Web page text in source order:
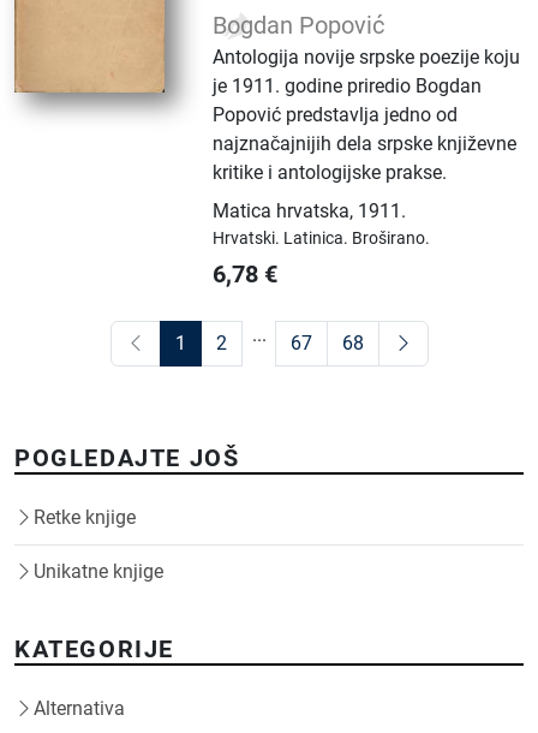
Bogdan Popović
Antologija novije srpske poezije koju
je 1911. godine priredio Bogdan
Popović predstavlja jedno od
najznačajnijih dela srpske književne
kritike i antologijske prakse.
Matica hrvatska, 1911.
Hrvatski. Latinica. Broširano.
6,78 €
1 2 ... 67 68
POGLEDAJTE JOŠ
Retke knjige
Unikatne knjige
KATEGORIJE
Alternativa